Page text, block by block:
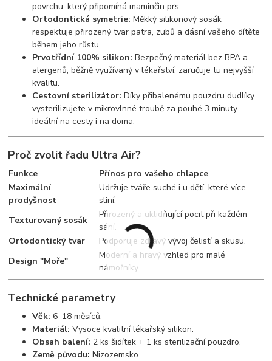
povrchu, který připomíná maminčin prs.
Ortodontická symetrie: Měkký silikonový sosák
respektuje přirozený tvar patra, zubů a dásní vašeho dítěte
během jeho růstu.
Prvotřídní 100% silikon: Bezpečný materiál bez BPA a
alergenů, běžně využívaný v lékařství, zaručuje tu nejvyšší
kvalitu.
Cestovní sterilizátor: Díky přibalenému pouzdru dudlíky
vysterilizujete v mikrovlnné troubě za pouhé 3 minuty –
ideální na cesty i na doma.
Proč zvolit řadu Ultra Air?
Funkce
Přínos pro vašeho chlapce
Maximální
prodyšnost
Udržuje tváře suché i u dětí, které více
sliní.
Texturovaný sosák
Přirozený a uklidňující pocit při každém
sání.
Ortodontický tvar
Podporuje zdravý vývoj čelistí a skusu.
Design "Moře"
Moderní a hravý vzhled pro malé
námořníky.
Technické parametry
Věk: 6–18 měsíců.
Materiál: Vysoce kvalitní lékařský silikon.
Obsah balení: 2 ks šidítek + 1 ks sterilizační pouzdro.
Země původu: Nizozemsko.